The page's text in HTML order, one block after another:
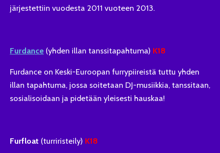
järjestettiin vuodesta 2011 vuoteen 2013.
Furdance (yhden illan tanssitapahtuma) K18
Furdance on Keski-Euroopan furrypiireistä tuttu yhden
illan tapahtuma, jossa soitetaan DJ-musiikkia, tanssitaan,
sosialisoidaan ja pidetään yleisesti hauskaa!
Furfloat (turriristeily) K18